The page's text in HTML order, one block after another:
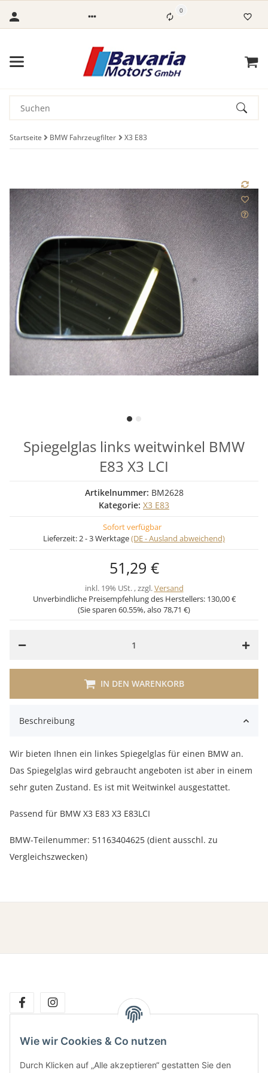
0
Startseite BMW Fahrzeugfilter X3 E83
Spiegelglas links weitwinkel BMW
E83 X3 LCI
Artikelnummer: BM2628
Kategorie: X3 E83
Sofort verfügbar
Lieferzeit:2 - 3 Werktage(DE - Ausland abweichend)
51,29 €
inkl. 19% USt. , zzgl.Versand
Unverbindliche Preisempfehlung des Herstellers: 130,00 €
(Sie sparen 60.55%, also 78,71 €)
IN DEN WARENKORB
Beschreibung
Wir bieten Ihnen ein linkes Spiegelglas für einen BMW an.
Das Spiegelglas wird gebraucht angeboten ist aber in einem
sehr guten Zustand. Es ist mit Weitwinkel ausgestattet.
Passend für BMW X3 E83 X3 E83LCI
BMW-Teilenummer: 51163404625 (dient ausschl. zu
Vergleichszwecken)
Gesetzliche Informationen
Wie wir Cookies & Co nutzen
Durch Klicken auf „Alle akzeptieren“ gestatten Sie den